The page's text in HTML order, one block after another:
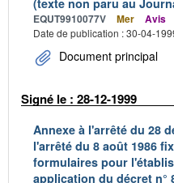
EQUT9910077V Mer Avis
Date de publication : 30-04-
Document principal
Signé le : 28-12-1999
Annexe à l'arrêté du 28
l'arrêté du 8 août 1986
formulaires pour
application du décret n°